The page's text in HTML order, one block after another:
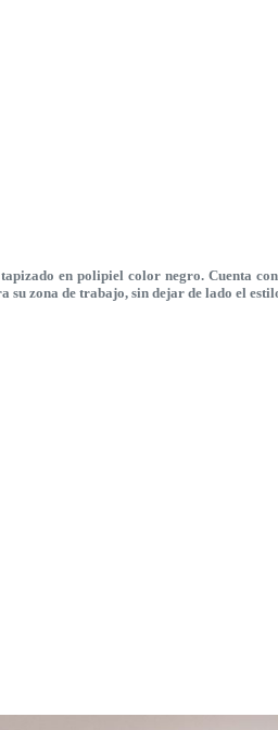
en polipiel color negro. Cuenta
zona de trabajo, sin dejar de lado el